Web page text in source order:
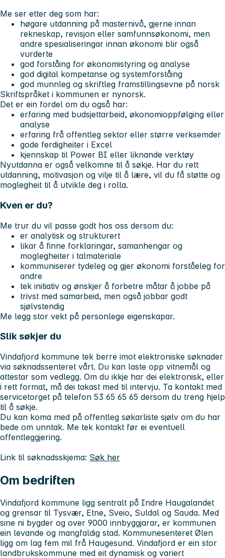
Me ser etter deg som har:
høgare utdanning på masternivå, gjerne innan
rekneskap, revisjon eller samfunnsøkonomi, men
andre spesialiseringar innan økonomi blir også
vurderte
god forståing for økonomistyring og analyse
god digital kompetanse og systemforståing
god munnleg og skriftleg framstillingsevne på norsk
Skriftspråket i kommunen er nynorsk.
Det er ein fordel om du også har:
erfaring med budsjettarbeid, økonomioppfølging eller
analyse
erfaring frå offentleg sektor eller større verksemder
gode ferdigheiter i Excel
kjennskap til Power BI eller liknande verktøy
Nyutdanna er også velkomne til å søkje. Har du rett
utdanning, motivasjon og vilje til å lære, vil du få støtte og
moglegheit til å utvikle deg i rolla.
Kven er du?
Me trur du vil passe godt hos oss dersom du:
er analytisk og strukturert
likar å finne forklaringar, samanhengar og
moglegheiter i talmateriale
kommuniserer tydeleg og gjer økonomi forståeleg for
andre
tek initiativ og ønskjer å forbetre måtar å jobbe på
trivst med samarbeid, men også jobbar godt
sjølvstendig
Me legg stor vekt på personlege eigenskapar.
Slik søkjer du
Vindafjord kommune tek berre imot elektroniske søknader
via søknadssenteret vårt. Du kan laste opp vitnemål og
attestar som vedlegg. Om du ikkje har dei elektronisk, eller
i rett format, må dei takast med til intervju. Ta kontakt med
servicetorget på telefon 53 65 65 65 dersom du treng hjelp
til å søkje.
Du kan koma med på offentleg søkarliste sjølv om du har
bede om unntak. Me tek kontakt før ei eventuell
offentleggjering.
Link til søknadsskjema: Søk her
Om bedriften
Vindafjord kommune ligg sentralt på Indre Haugalandet
og grensar til Tysvær, Etne, Sveio, Suldal og Sauda. Med
sine ni bygder og over 9000 innbyggjarar, er kommunen
ein levande og mangfaldig stad. Kommunesenteret Ølen
ligg om lag fem mil frå Haugesund. Vindafjord er ein stor
landbrukskommune med eit dynamisk og variert